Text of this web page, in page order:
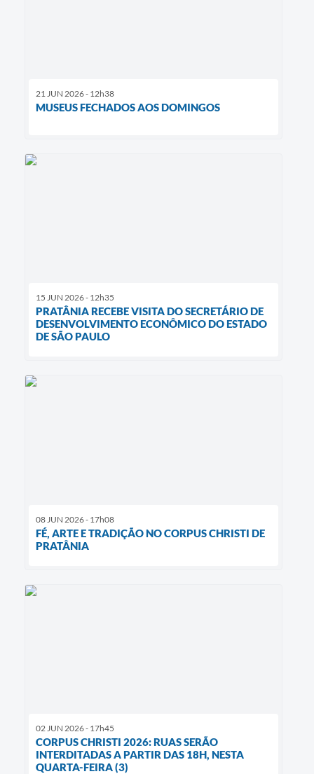
21 JUN 2026 - 12h38
MUSEUS FECHADOS AOS DOMINGOS
15 JUN 2026 - 12h35
PRATÂNIA RECEBE VISITA DO SECRETÁRIO DE
DESENVOLVIMENTO ECONÔMICO DO ESTADO
DE SÃO PAULO
08 JUN 2026 - 17h08
FÉ, ARTE E TRADIÇÃO NO CORPUS CHRISTI DE
PRATÂNIA
02 JUN 2026 - 17h45
CORPUS CHRISTI 2026: RUAS SERÃO
INTERDITADAS A PARTIR DAS 18H, NESTA
QUARTA-FEIRA (3)